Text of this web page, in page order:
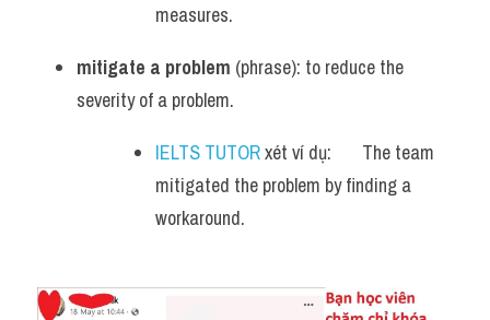
measures.
mitigate a problem (phrase): to reduce the
severity of a problem.
IELTS TUTOR xét ví dụ:       The team
mitigated the problem by finding a
workaround.